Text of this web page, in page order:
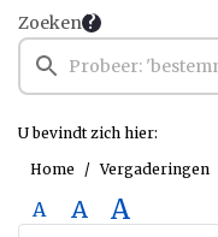
Zoeken
U bevindt zich hier:
Home
Vergaderingen
A A A